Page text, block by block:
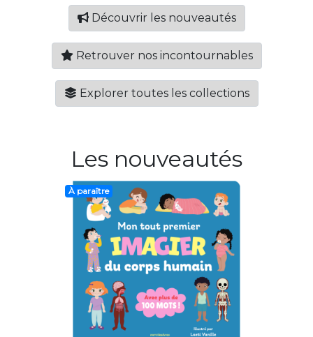
Découvrir les nouveautés
Retrouver nos incontournables
Explorer toutes les collections
Les nouveautés
À paraître